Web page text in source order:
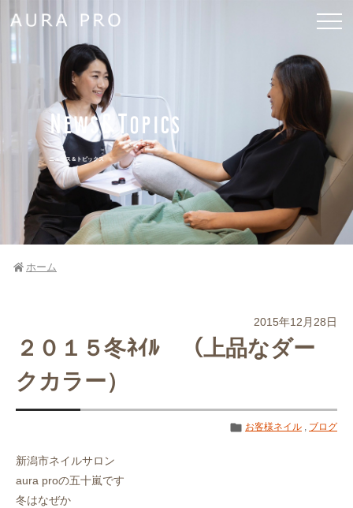
News&Topics
ニュース＆トピックス
ホーム
2015年12月28日
２０１５冬ﾈｲﾙ （上品なダー
クカラー）
お客様ネイル ブログ
新潟市ネイルサロン
aura proの五十嵐です
冬はなぜか